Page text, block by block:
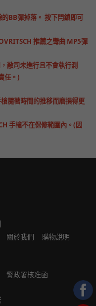
BB彈掉落。 按下閂鎖即可
推薦之彎曲 MP5彈
，敝司未進行且不會執行測
任。)
隨著時間的推移而磨損得更
手槍不在保修範圍內。 (因
關於我們 購物說明
警政署核准函